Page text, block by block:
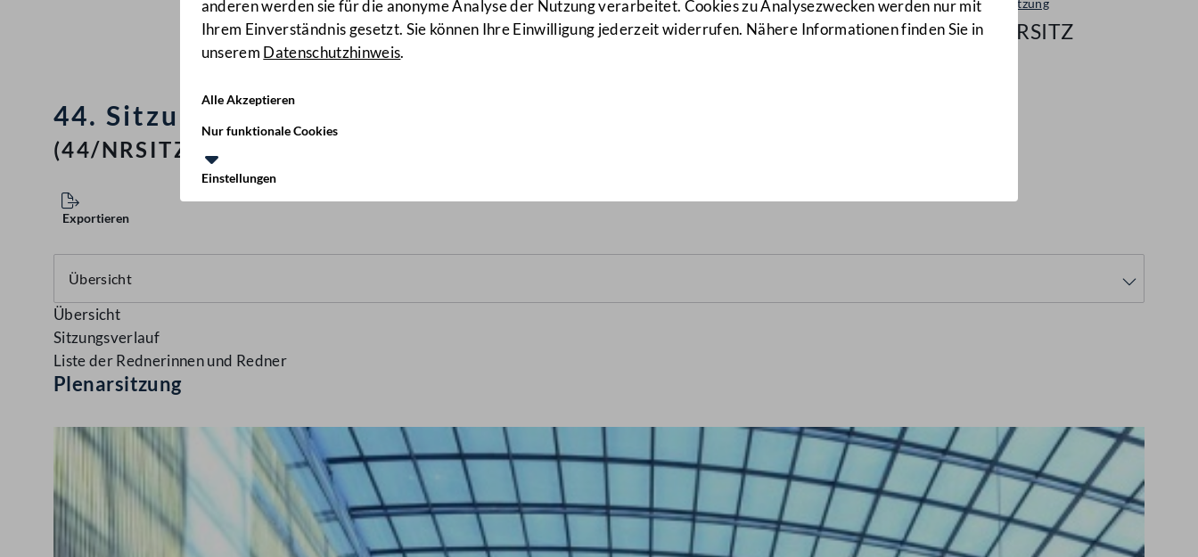
anderen werden sie für die anonyme Analyse der Nutzung verarbeitet. Cookies zu Analysezwecken werden nur mit
Ihrem Einverständnis gesetzt. Sie können Ihre Einwilligung jederzeit widerrufen. Nähere Informationen finden Sie in
unserem Datenschutzhinweis.
Alle Akzeptieren
Nur funktionale Cookies
Einstellungen
Plenarsitzung
44/NRSITZ
44. Sitzung des Nationalrats vom 12., 13. und 14. November 1991
(44/NRSITZ)
Exportieren
Übersicht
Sitzungsverlauf
Liste der Rednerinnen und Redner
Plenarsitzung